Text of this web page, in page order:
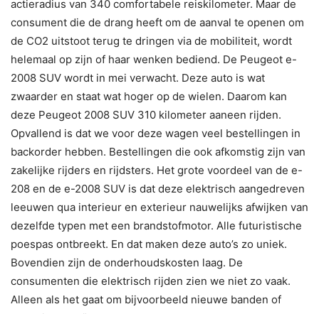
actieradius van 340 comfortabele reiskilometer. Maar de
consument die de drang heeft om de aanval te openen om
de CO2 uitstoot terug te dringen via de mobiliteit, wordt
helemaal op zijn of haar wenken bediend. De Peugeot e-
2008 SUV wordt in mei verwacht. Deze auto is wat
zwaarder en staat wat hoger op de wielen. Daarom kan
deze Peugeot 2008 SUV 310 kilometer aaneen rijden.
Opvallend is dat we voor deze wagen veel bestellingen in
backorder hebben. Bestellingen die ook afkomstig zijn van
zakelijke rijders en rijdsters. Het grote voordeel van de e-
208 en de e-2008 SUV is dat deze elektrisch aangedreven
leeuwen qua interieur en exterieur nauwelijks afwijken van
dezelfde typen met een brandstofmotor. Alle futuristische
poespas ontbreekt. En dat maken deze auto’s zo uniek.
Bovendien zijn de onderhoudskosten laag. De
consumenten die elektrisch rijden zien we niet zo vaak.
Alleen als het gaat om bijvoorbeeld nieuwe banden of